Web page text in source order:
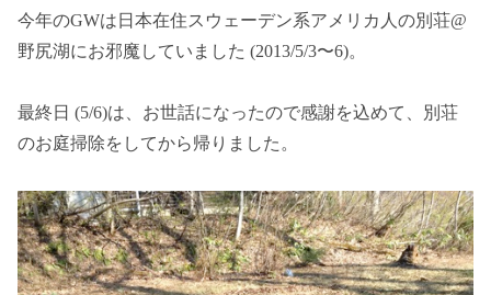
今年のGWは日本在住スウェーデン系アメリカ人の別荘@
野尻湖にお邪魔していました (2013/5/3〜6)。
最終日 (5/6)は、お世話になったので感謝を込めて、別荘
のお庭掃除をしてから帰りました。